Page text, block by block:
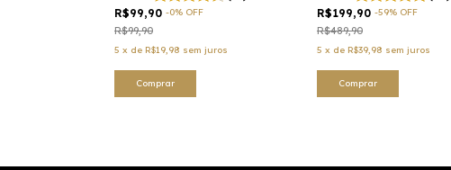
R$99,90 -0% OFF
R$99,90
5 x de R$19,98 sem juros
Comprar
R$199,90 -59% OFF
R$489,90
5 x de R$39,98 sem juros
Comprar